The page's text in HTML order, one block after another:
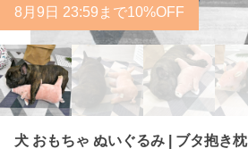
8 月 9 日 23:59まで10%OFF
犬 おもちゃ ぬいぐるみ | ブタ抱き枕